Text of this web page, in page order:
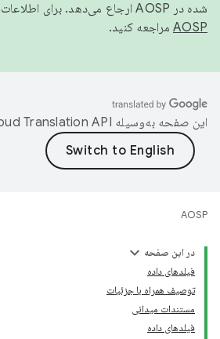
شده در AOSP ارجاع می‌دهد. برای اطلاعات بیشتر، به
AOSP مراجعه کنید.
این صفحه به‌وسیله
AOSP
در این صفحه
فیلدهای داده
توصیف همراه با جزئیات
مستندات میدانی
فیلدهای داده